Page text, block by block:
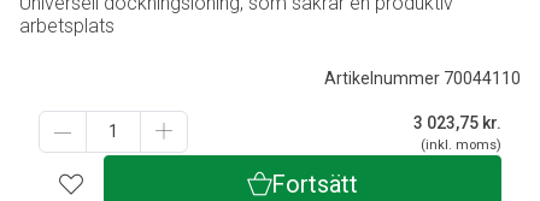
Artikelnummer 70044110
3 023,75 kr.
(inkl. moms)
Fortsätt
arbetsplats